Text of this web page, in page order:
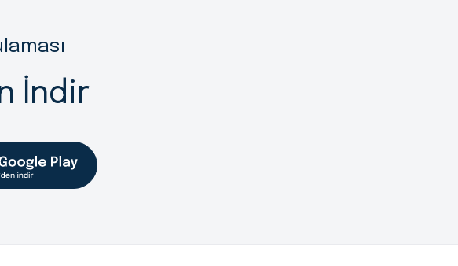
İndir